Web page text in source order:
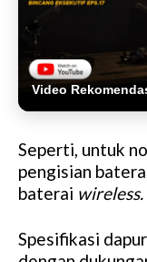
Video
Seperti, untuk
pengisian
baterai wireless.
Spesifikasi